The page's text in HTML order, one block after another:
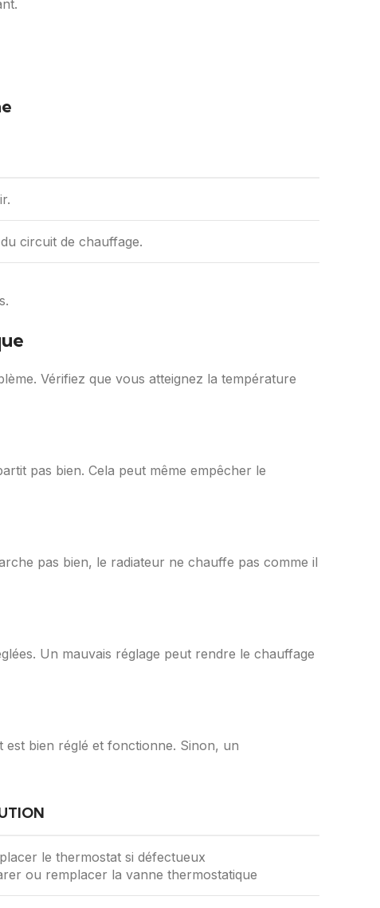
circuit de chauffage.
Vérifiez que vous atteignez la température
pas bien. Cela peut même empêcher le
pas bien, le radiateur ne chauffe pas comme il
Un mauvais réglage peut rendre le chauffage
bien réglé et fonctionne. Sinon, un
le thermostat si défectueux
ou remplacer la vanne thermostatique